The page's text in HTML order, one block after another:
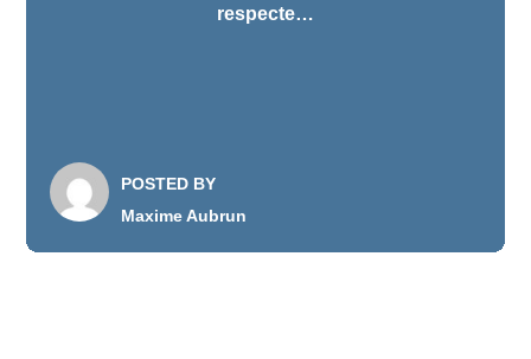
respecte…
POSTED BY
Maxime Aubrun